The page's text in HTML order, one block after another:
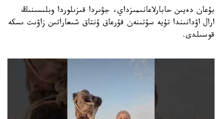
بۇعان دەيىن حابارلاعانىمىزداي، جۋىردا قىزىلوردا وبلىسىنىڭ
ارال اۋدانىندا تۇيە سۇتىنەن قۇرعاق ۇنتاق شىعاراتىن زاۋىت ىسكە
قوسىلدى.